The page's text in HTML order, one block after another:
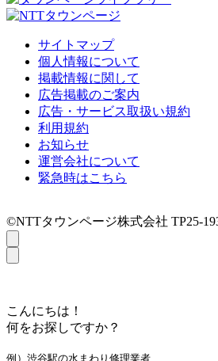
サイトマップ
個人情報について
掲載情報に関して
広告掲載のご案内
広告・サービス取扱い規約
利用規約
お知らせ
運営会社について
緊急時はこちら
©NTTタウンページ株式会社 TP25-
こんにちは！
何をお探しですか？
例）渋谷駅の水まわり修理業者